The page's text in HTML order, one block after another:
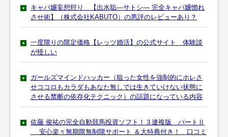
キャバ嬢妄想狩り 【出水聡―サトシ― 完全キャバ嬢惚れ
させ術】（株式会社KABUTO）の悪評のレビューあり？
一度限りの限定価格【レッツ婚活】の公式サイト 体験談
が怪しい
ガールズマインドハッカー（狙った女性を強制的にホレさ
せココロもカラダもあなた無しでは生きていけない状態に
させる禁断の依存化テクニック）の話題になっている内容
佐藤 俊祐の完全自動競馬投資ソフト！３連複版 パートⅡ
安心楽々無期限無制限サポート ＆大特典付き！ 口コミ